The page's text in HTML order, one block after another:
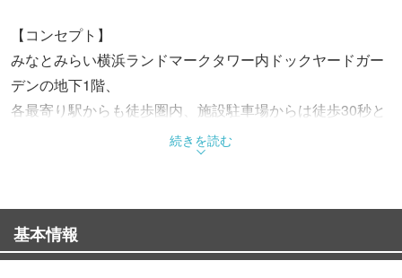
【コンセプト】
みなとみらい横浜ランドマークタワー内ドックヤードガー
デンの地下1階、
各最寄り駅からも徒歩圏内、施設駐車場からは徒歩30秒と
全席個室なのでくつろげる雰囲気の中で本場九州博多のも
専門店ならではのこだわりの本格もつ鍋はもちろん、
豊富なこだわりの焼酎など、九州の味をお楽しみくださ
い。
続きを読む
基本情報